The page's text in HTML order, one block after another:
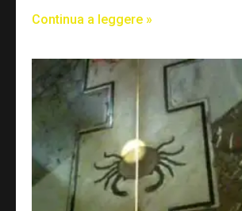
Continua a leggere »